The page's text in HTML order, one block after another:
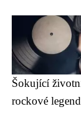
Šokující
rockové